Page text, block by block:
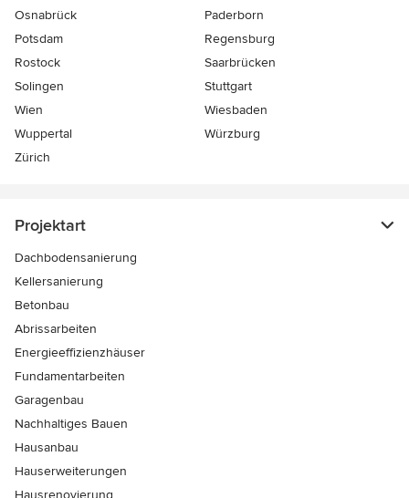
Osnabrück
Paderborn
Potsdam
Regensburg
Rostock
Saarbrücken
Solingen
Stuttgart
Wien
Wiesbaden
Wuppertal
Würzburg
Zürich
Projektart
Dachbodensanierung
Kellersanierung
Betonbau
Abrissarbeiten
Energieeffizienzhäuser
Fundamentarbeiten
Garagenbau
Nachhaltiges Bauen
Hausanbau
Hauserweiterungen
Hausrenovierung